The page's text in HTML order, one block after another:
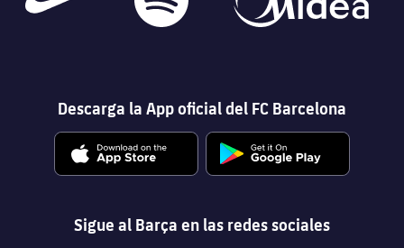
Descarga la App oficial del FC Barcelona
Sigue al Barça en las redes sociales